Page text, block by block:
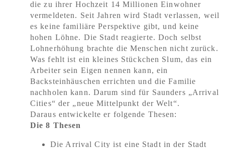
die zu ihrer Hochzeit 14 Millionen Einwohner
vermeldeten. Seit Jahren wird Stadt verlassen, weil
es keine familiäre Perspektive gibt, und keine
hohen Löhne. Die Stadt reagierte. Doch selbst
Lohnerhöhung brachte die Menschen nicht zurück.
Was fehlt ist ein kleines Stückchen Slum, das ein
Arbeiter sein Eigen nennen kann, ein
Backsteinhäuschen errichten und die Familie
nachholen kann. Darum sind für Saunders „Arrival
Cities“ der „neue Mittelpunkt der Welt“.
Daraus entwickelte er folgende Thesen:
Die 8 Thesen
Die Arrival City ist eine Stadt in der Stadt